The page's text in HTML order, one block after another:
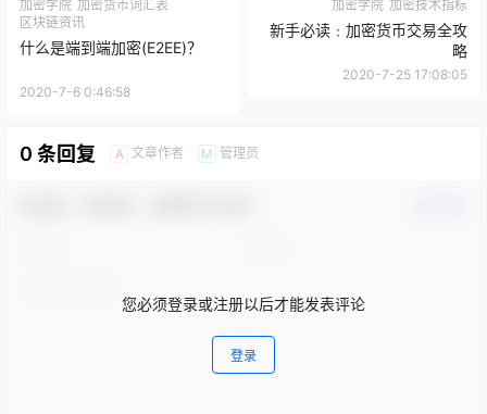
加密学院 加密货币词汇表
区块链资讯
什么是端到端加密(E2EE)？
2020-7-6 0:46:58
加密学院 加密技术指标
新手必读﹕加密货币交易全攻
略
2020-7-25 17:08:05
0 条回复 A 文章作者 M 管理员
您必须登录或注册以后才能发表评论
登录